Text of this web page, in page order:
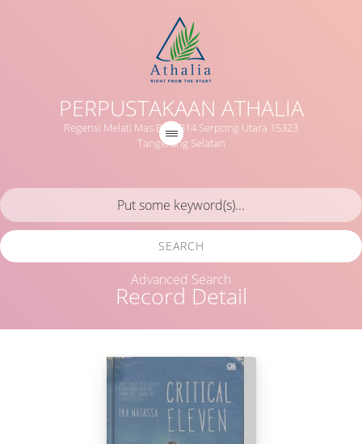
PERPUSTAKAAN ATHALIA
Regensi Melati Mas Blok B14 Serpong Utara 15323
Tangerang Selatan
Record Detail
SEARCH
Advanced Search